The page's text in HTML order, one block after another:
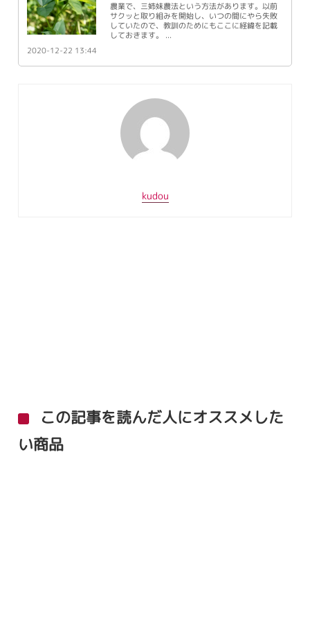
農業で、三姉妹農法という方法があります。以前
サクッと取り組みを開始し、いつの間にやら失敗
していたので、教訓のためにもここに経緯を記載
しておきます。
2020-12-22 13:44
kudou
この記事を読んだ人にオススメした
い商品